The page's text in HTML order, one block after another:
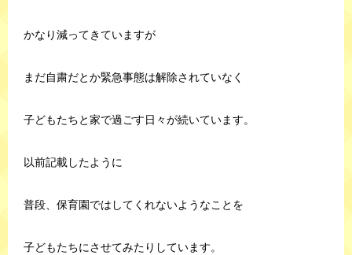
かなり減ってきていますが
まだ自粛だとか緊急事態は解除されていなく
子どもたちと家で過ごす日々が続いています。
以前記載したように
普段、保育園ではしてくれないようなことを
子どもたちにさせてみたりしています。